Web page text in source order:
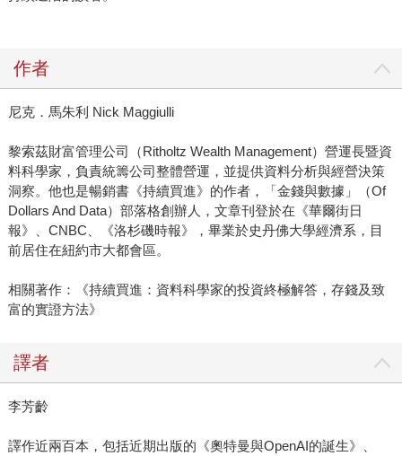
作者
尼克．馬朱利 Nick Maggiulli
黎索茲財富管理公司（Ritholtz Wealth Management）營運長暨資
料科學家，負責統籌公司整體營運，並提供資料分析與經營決策
洞察。他也是暢銷書《持續買進》的作者，「金錢與數據」（Of
Dollars And Data）部落格創辦人，文章刊登於在《華爾街日
報》、CNBC、《洛杉磯時報》，畢業於史丹佛大學經濟系，目
前居住在紐約市大都會區。
相關著作：《持續買進：資料科學家的投資終極解答，存錢及致
富的實證方法》
譯者
李芳齡
譯作近兩百本，包括近期出版的《奧特曼與OpenAI的誕生》、